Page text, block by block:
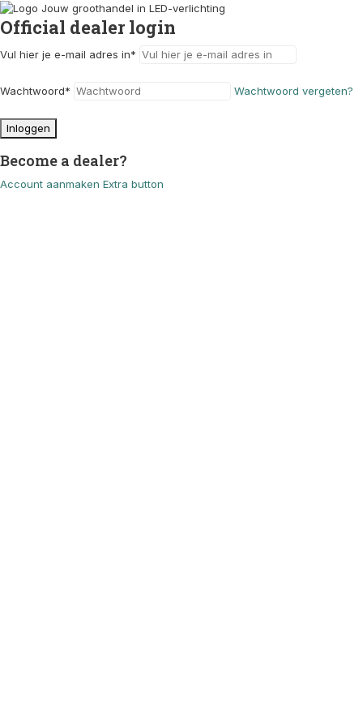
Official dealer login
Vul hier je e-mail adres in*
Wachtwoord* Wachtwoord vergeten?
Inloggen
Become a dealer?
Account aanmaken Extra button